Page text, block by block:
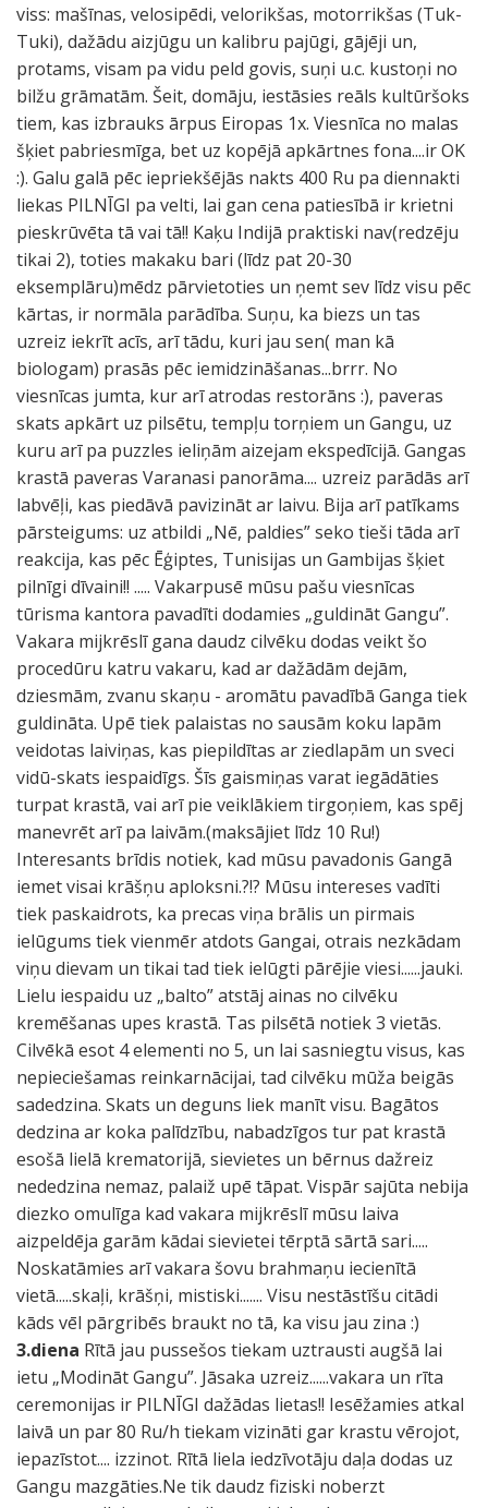
viss: mašīnas, velosipēdi, velorikšas, motorrikšas (Tuk-
Tuki), dažādu aizjūgu un kalibru pajūgi, gājēji un,
protams, visam pa vidu peld govis, suņi u.c. kustoņi no
bilžu grāmatām. Šeit, domāju, iestāsies reāls kultūršoks
tiem, kas izbrauks ārpus Eiropas 1x. Viesnīca no malas
šķiet pabriesmīga, bet uz kopējā apkārtnes fona....ir OK
:). Galu galā pēc iepriekšējās nakts 400 Ru pa diennakti
liekas PILNĪGI pa velti, lai gan cena patiesībā ir krietni
pieskrūvēta tā vai tā!! Kaķu Indijā praktiski nav(redzēju
tikai 2), toties makaku bari (līdz pat 20-30
eksemplāru)mēdz pārvietoties un ņemt sev līdz visu pēc
kārtas, ir normāla parādība. Suņu, ka biezs un tas
uzreiz iekrīt acīs, arī tādu, kuri jau sen( man kā
biologam) prasās pēc iemidzināšanas...brrr. No
viesnīcas jumta, kur arī atrodas restorāns :), paveras
skats apkārt uz pilsētu, tempļu torņiem un Gangu, uz
kuru arī pa puzzles ieliņām aizejam ekspedīcijā. Gangas
krastā paveras Varanasi panorāma.... uzreiz parādās arī
labvēļi, kas piedāvā pavizināt ar laivu. Bija arī patīkams
pārsteigums: uz atbildi „Nē, paldies” seko tieši tāda arī
reakcija, kas pēc Ēģiptes, Tunisijas un Gambijas šķiet
pilnīgi dīvaini!! ..... Vakarpusē mūsu pašu viesnīcas
tūrisma kantora pavadīti dodamies „guldināt Gangu”.
Vakara mijkrēslī gana daudz cilvēku dodas veikt šo
procedūru katru vakaru, kad ar dažādām dejām,
dziesmām, zvanu skaņu - aromātu pavadībā Ganga tiek
guldināta. Upē tiek palaistas no sausām koku lapām
veidotas laiviņas, kas piepildītas ar ziedlapām un sveci
vidū-skats iespaidīgs. Šīs gaismiņas varat iegādāties
turpat krastā, vai arī pie veiklākiem tirgoņiem, kas spēj
manevrēt arī pa laivām.(maksājiet līdz 10 Ru!)
Interesants brīdis notiek, kad mūsu pavadonis Gangā
iemet visai krāšņu aploksni.?!? Mūsu intereses vadīti
tiek paskaidrots, ka precas viņa brālis un pirmais
ielūgums tiek vienmēr atdots Gangai, otrais nezkādam
viņu dievam un tikai tad tiek ielūgti pārējie viesi......jauki.
Lielu iespaidu uz „balto” atstāj ainas no cilvēku
kremēšanas upes krastā. Tas pilsētā notiek 3 vietās.
Cilvēkā esot 4 elementi no 5, un lai sasniegtu visus, kas
nepieciešamas reinkarnācijai, tad cilvēku mūža beigās
sadedzina. Skats un deguns liek manīt visu. Bagātos
dedzina ar koka palīdzību, nabadzīgos tur pat krastā
esošā lielā krematorijā, sievietes un bērnus dažreiz
nededzina nemaz, palaiž upē tāpat. Vispār sajūta nebija
diezko omulīga kad vakara mijkrēslī mūsu laiva
aizpeldēja garām kādai sievietei tērptā sārtā sari.....
Noskatāmies arī vakara šovu brahmaņu iecienītā
vietā.....skaļi, krāšņi, mistiski....... Visu nestāstīšu citādi
kāds vēl pārgribēs braukt no tā, ka visu jau zina :)
3.diena Rītā jau pussešos tiekam uztrausti augšā lai
ietu „Modināt Gangu”. Jāsaka uzreiz......vakara un rīta
ceremonijas ir PILNĪGI dažādas lietas!! Iesēžamies atkal
laivā un par 80 Ru/h tiekam vizināti gar krastu vērojot,
iepazīstot.... izzinot. Rītā liela iedzīvotāju daļa dodas uz
Gangu mazgāties.Ne tik daudz fiziski noberzt